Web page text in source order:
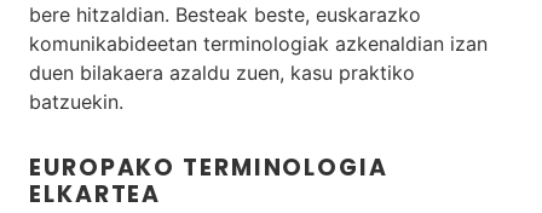
bere hitzaldian. Besteak beste, euskarazko
komunikabideetan terminologiak azkenaldian izan
duen bilakaera azaldu zuen, kasu praktiko
batzuekin.
EUROPAKO TERMINOLOGIA
ELKARTEA